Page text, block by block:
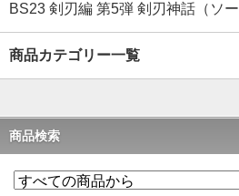
BS23 剣刃編 第5弾 剣刃神話（ソ
商品カテゴリー一覧
商品検索